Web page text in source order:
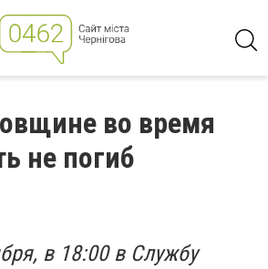
во время
не погиб
в 18:00 в Службу